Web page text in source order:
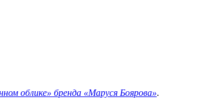
облике» бренда «Маруся Боярова».